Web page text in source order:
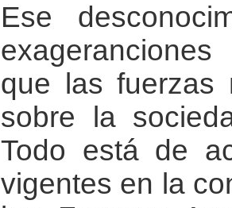
Ese
que las fuerzas
sobre la
Todo está de
vigentes en la